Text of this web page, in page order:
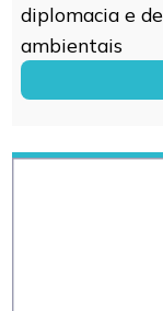
diplomacia e
ambientais